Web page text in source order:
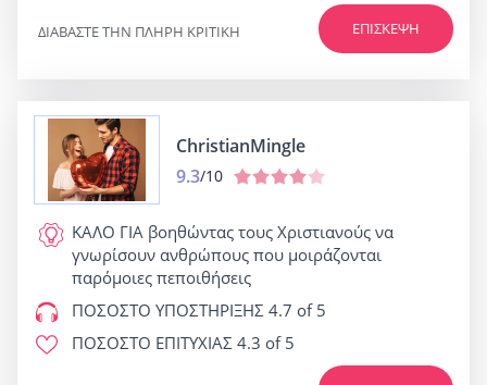
ΕΠΊΣΚΕΨΗ
ΔΙΑΒΆΣΤΕ ΤΗΝ ΠΛΉΡΗ ΚΡΙΤΙΚΉ
ChristianMingle
9.3/10
ΚΑΛΟ ΓΙΑ βοηθώντας τους Χριστιανούς να
γνωρίσουν ανθρώπους που μοιράζονται
παρόμοιες πεποιθήσεις
ΠΟΣΟΣΤΟ ΥΠΟΣΤΗΡΙΞΗΣ 4.7 of 5
ΠΟΣΟΣΤΟ ΕΠΙΤΥΧΙΑΣ 4.3 of 5